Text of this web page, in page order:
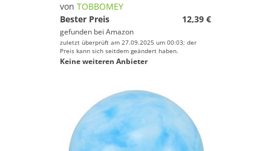
von TOBBOMEY
Bester Preis
12,39 €
gefunden bei Amazon
zuletzt überprüft am 27.09.2025 um 00:03; der
Preis kann sich seitdem geändert haben.
Keine weiteren Anbieter